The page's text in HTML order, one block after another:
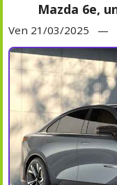
Mazda 6e,
Ven 21/03/2025 —